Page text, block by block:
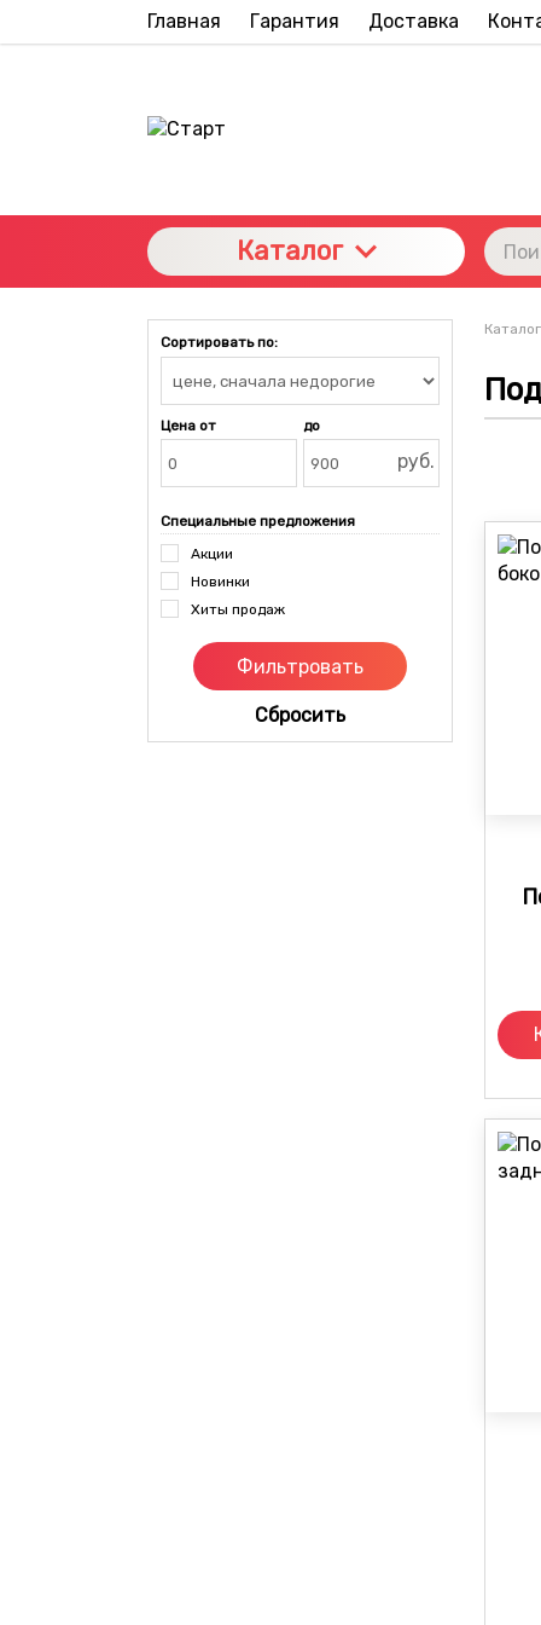
Главная Гарантия Доставка
Каталог
Сортировать по:
Цена от до
руб.
Специальные предложения
Акции
Новинки
Хиты продаж
Cбросить
Каталог